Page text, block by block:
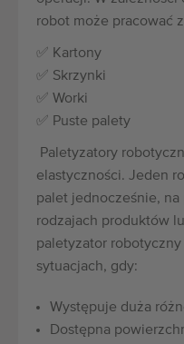
robot może pracować
✅ Kartony
✅ Skrzynki
✅ Worki
✅ Puste palety
Paletyzatory
elastyczności. Jeden
palet jednocześnie, na
rodzajach produktów
paletyzator
sytuacjach, gdy:
Występuje duża
Dostępna